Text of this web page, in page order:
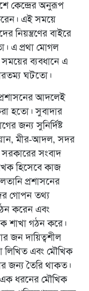
কেন্দ্রের অনুরূপ
এই সময়ে
নিয়ন্ত্রণের বাইরে
এ প্রথা মোগল
ব্যবধানে এ
ঘটতো।
প্রশাসনের আদলেই
হতো। সুবাদার
জন্য সুনির্দিষ্ট
মীর-আদল, সদর
সরকারের সংবাদ
হিসেবে কাজ
প্রশাসনের
গোপন তথ্য
করেন এবং
শাখা গঠন করে।
জন দায়িত্বশীল
লিখিত এবং মৌখিক
জন্য তৈরি থাকত।
এক ধরনের মৌখিক